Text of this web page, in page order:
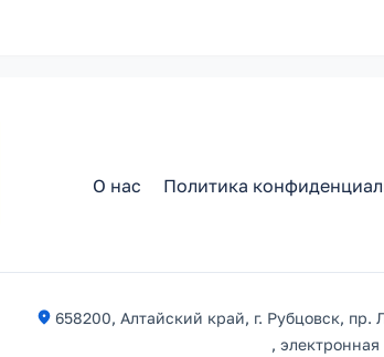
О нас Политика
658200, Алтайский край, г. Рубцовск, пр.
, электронная